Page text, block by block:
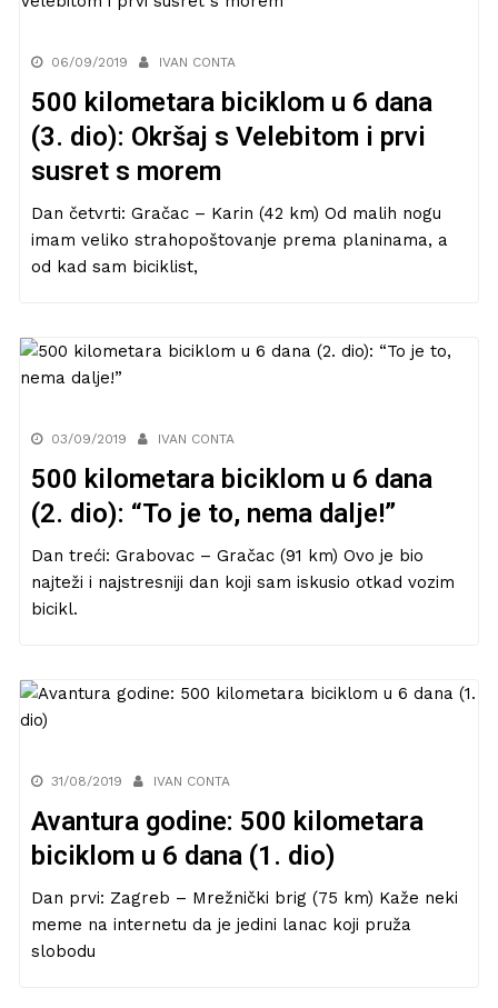
06/09/2019 IVAN CONTA
500 kilometara biciklom u 6 dana
(3. dio): Okršaj s Velebitom i prvi
susret s morem
Dan četvrti: Gračac – Karin (42 km) Od malih nogu
imam veliko strahopoštovanje prema planinama, a
od kad sam biciklist,
03/09/2019 IVAN CONTA
500 kilometara biciklom u 6 dana
(2. dio): “To je to, nema dalje!”
Dan treći: Grabovac – Gračac (91 km) Ovo je bio
najteži i najstresniji dan koji sam iskusio otkad vozim
bicikl.
31/08/2019 IVAN CONTA
Avantura godine: 500 kilometara
biciklom u 6 dana (1. dio)
Dan prvi: Zagreb – Mrežnički brig (75 km) Kaže neki
meme na internetu da je jedini lanac koji pruža
slobodu